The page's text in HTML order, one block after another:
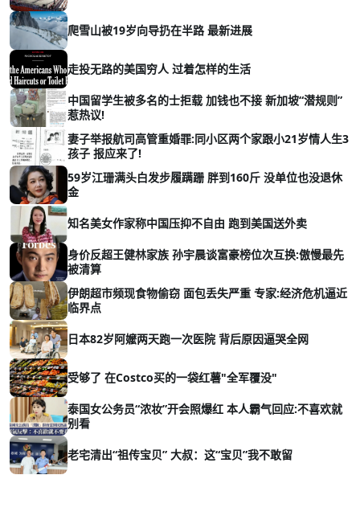
爬雪山被19岁向导扔在半路 最新进展
走投无路的美国穷人 过着怎样的生活
中国留学生被多名的士拒载 加钱也不接 新加坡“潜规则”
惹热议!
妻子举报航司高管重婚罪:同小区两个家跟小21岁情人生3
孩子 报应来了!
59岁江珊满头白发步履蹒跚 胖到160斤 没单位也没退休
金
知名美女作家称中国压抑不自由 跑到美国送外卖
身价反超王健林家族 孙宇晨谈富豪榜位次互换:傲慢最先
被清算
伊朗超市频现食物偷窃 面包丢失严重 专家:经济危机逼近
临界点
日本82岁阿嬤两天跑一次医院 背后原因逼哭全网
受够了 在Costco买的一袋红薯"全军覆没"
泰国女公务员“浓妆”开会照爆红 本人霸气回应:不喜欢就
别看
老宅清出“祖传宝贝” 大叔：这“宝贝”我不敢留